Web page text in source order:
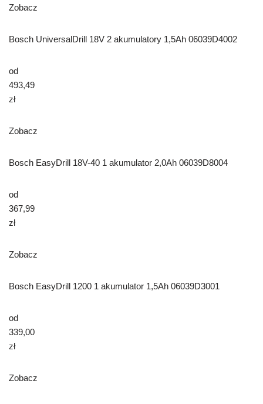
Zobacz
Bosch UniversalDrill 18V 2 akumulatory 1,5Ah 06039D4002
od
493,49
zł
Zobacz
Bosch EasyDrill 18V-40 1 akumulator 2,0Ah 06039D8004
od
367,99
zł
Zobacz
Bosch EasyDrill 1200 1 akumulator 1,5Ah 06039D3001
od
339,00
zł
Zobacz